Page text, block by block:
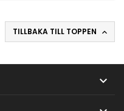
TILLBAKA TILL TOPPEN 
